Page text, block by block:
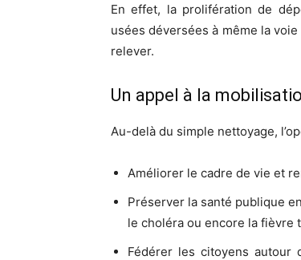
En effet, la prolifération de
usées déversées à même la
relever.
Un appel à la
Au-delà du simple nettoyage,
Améliorer le cadre de vie et
Préserver la santé publique
le choléra ou encore la fièvre
Fédérer les citoyens autour